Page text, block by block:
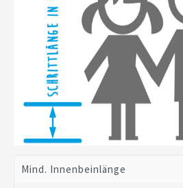
Mind. Innenbeinlänge